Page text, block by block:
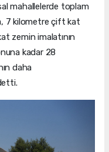
mahallelerde toplam
7 kilometre çift kat
zemin imalatının
kadar 28
daha